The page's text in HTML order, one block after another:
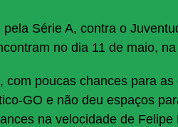
Série A, contra o
no dia 11 de maio,
poucas chances para as
GO e não deu espaços
na velocidade de